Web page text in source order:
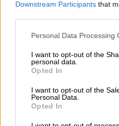
Downstream Participants that
Please note that this website/
not limited to your visit or
grant or deny consent to
use your data for below
consent section.
Personal Data Processing
I want to opt-out of the
personal data.
Opted In
I want to opt-out of the
Personal Data.
Opted In
στη δεύτερη περίοδο
του και θα έχουμε
ρητορική συνεργασίας
αρχικά σχολιάζοντας
συμβούλιο της Τουρκίας